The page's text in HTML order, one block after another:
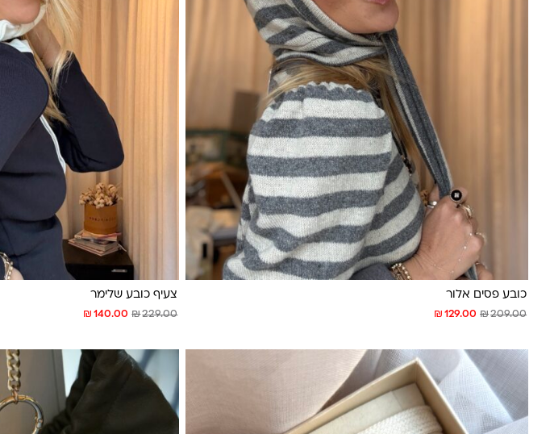
כובע פסים אלור
₪ 129.00 ₪209.00
צעיף כובע שלימר
₪ 140.00 ₪229.00